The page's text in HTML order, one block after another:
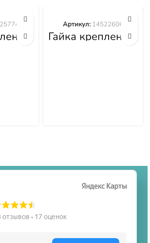
Гайка крепления
башмака
Артикул: 14522606